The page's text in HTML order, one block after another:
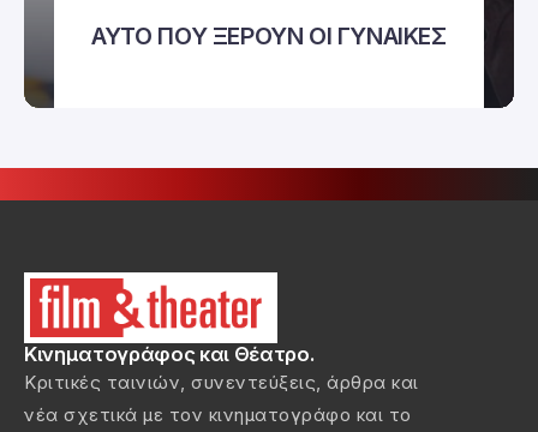
ΑΥΤΟ ΠΟΥ ΞΕΡΟΥΝ ΟΙ ΓΥΝΑΙΚΕΣ
Κινηματογράφος και Θέατρο.
Κριτικές ταινιών, συνεντεύξεις, άρθρα και
νέα σχετικά με τον κινηματογράφο και το